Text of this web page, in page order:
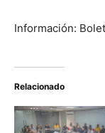
Información:
Relacionado